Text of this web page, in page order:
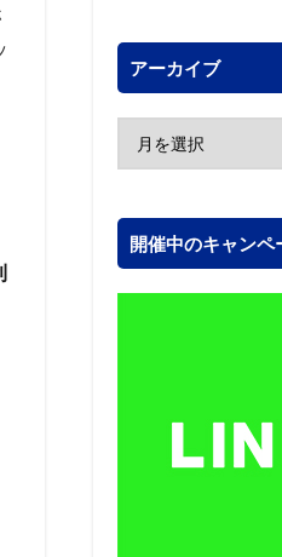
アーカイブ
開催中のキャンペ